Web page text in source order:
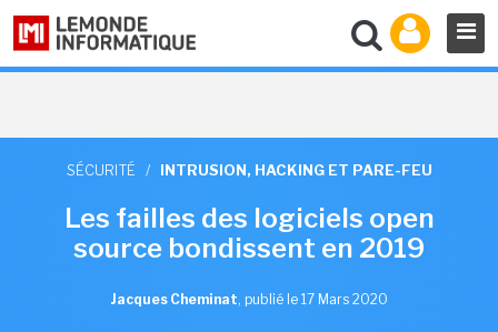
SÉCURITÉ / INTRUSION, HACKING ET PARE-FEU
Les failles des logiciels open
source bondissent en 2019
Jacques Cheminat, publié le 17 Mars 2020